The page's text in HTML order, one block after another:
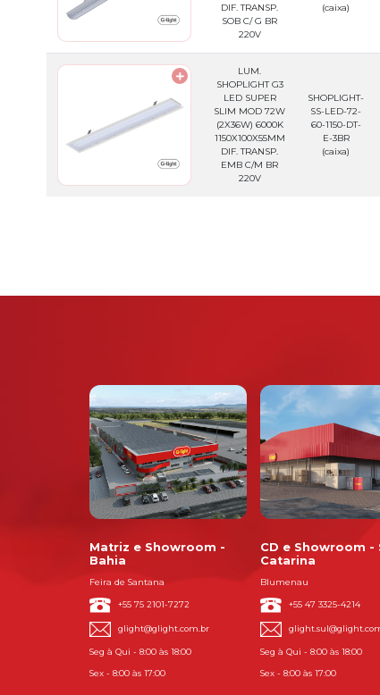
DIF. TRANSP.
SOB C/ G BR
220V
(caixa)
LUM.
SHOPLIGHT G3
LED SUPER
SLIM MOD 72W
(2X36W) 6000K
1150X100X55MM
DIF. TRANSP.
EMB C/M BR
220V
SHOPLIGHT-
SS-LED-72-
60-1150-DT-
E-3BR
(caixa)
Matriz e Showroom -
Bahia
Feira de Santana
+55 75 2101-7272
glight@glight.com.br
Seg à Qui - 8:00 às 18:00
Sex - 8:00 às 17:00
CD e Showroom -
Catarina
Blumenau
+55 47 3325-4214
Seg à Qui - 8:00 às 18:00
Sex - 8:00 às 17:00